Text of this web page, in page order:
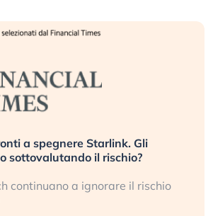
di insabbiamento sui data
sul Financial Times
sembrano non valere per
(…)